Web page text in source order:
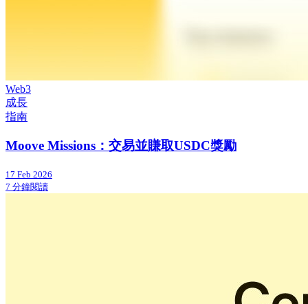
Web3
成長
指南
Moove Missions：交易並賺取USDC獎勵
17 Feb 2026
7 分鐘閱讀